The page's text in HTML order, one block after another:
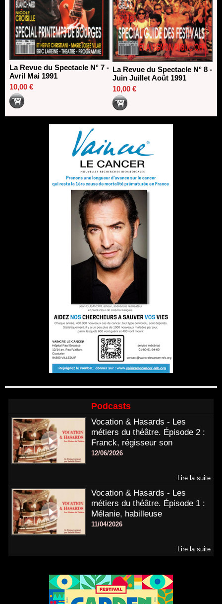
La Revue du Spectacle N° 7 -
Avril Mai 1991
10,00 €
La Revue du Spectacle N° 8 -
Juin Juillet Août 1991
10,00 €
Podcasts
Vocation & Hasards - Les
métiers du théâtre. Épisode 2 :
Franck, régisseur son
12/06/2026
Lire la suite
Vocation & Hasards - Les
métiers du théâtre. Épisode 1 :
Mélanie, habilleuse
11/04/2026
Lire la suite